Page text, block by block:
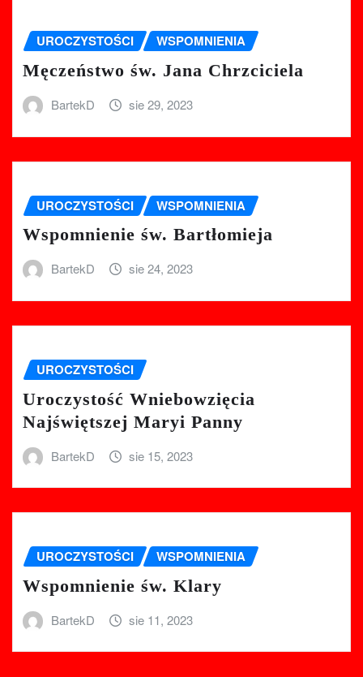
UROCZYSTOŚCI WSPOMNIENIA
Męczeństwo św. Jana Chrzciciela
BartekD sie 29, 2023
UROCZYSTOŚCI WSPOMNIENIA
Wspomnienie św. Bartłomieja
BartekD sie 24, 2023
UROCZYSTOŚCI
Uroczystość Wniebowzięcia
Najświętszej Maryi Panny
BartekD sie 15, 2023
UROCZYSTOŚCI WSPOMNIENIA
Wspomnienie św. Klary
BartekD sie 11, 2023